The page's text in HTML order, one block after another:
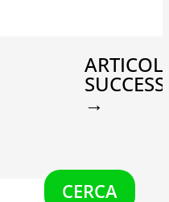
→
CERCA